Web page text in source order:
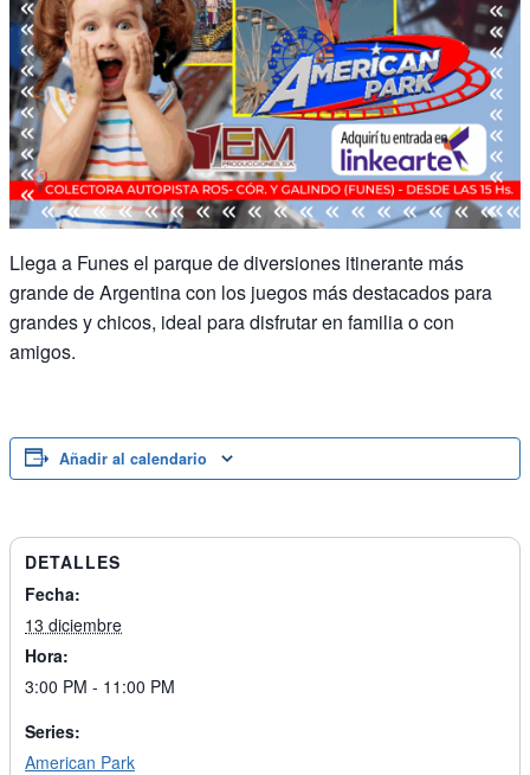
Llega a Funes el parque de diversiones itinerante más
grande de Argentina con los juegos más destacados para
grandes y chicos, ideal para disfrutar en familia o con
amigos.
Añadir al calendario
DETALLES
Fecha:
13 diciembre
Hora:
3:00 PM - 11:00 PM
Series:
American Park